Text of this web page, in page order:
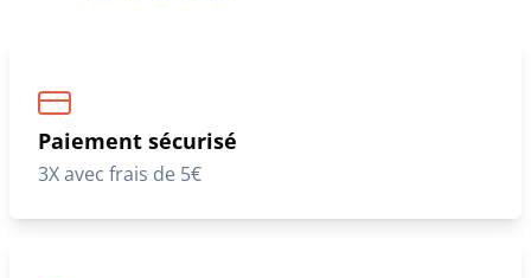
Paiement sécurisé
3X avec frais de 5€